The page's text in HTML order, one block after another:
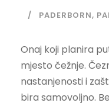
PADERBORN,
Onaj koji planira
mjesto čežnje.
nastanjenosti i
bira samovoljno.